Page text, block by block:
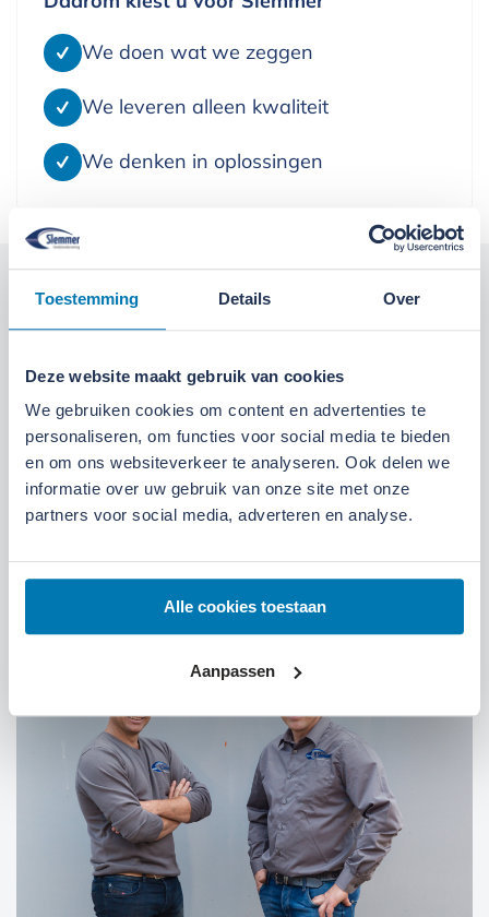
Toestemming Details Over
Deze website maakt gebruik van cookies
We gebruiken cookies om content en advertenties te
personaliseren, om functies voor social media te bieden
en om ons websiteverkeer te analyseren. Ook delen we
informatie over uw gebruik van onze site met onze
partners voor social media, adverteren en analyse.
Alle cookies toestaan
Aanpassen
We doen wat we zeggen
We leveren alleen kwaliteit
We denken in oplossingen
Kom langs bij onze locaties
We zijn gevestigd aan de Broeksteeg 1 in Ede.
Maandag t/m zaterdag open. Bereikbaar via
0318-
265555.Bekijk deze locatie.
07:30 tot 12:00 uur Zaterdag